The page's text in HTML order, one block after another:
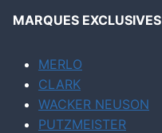
MARQUES EXCLUSIVES
MERLO
CLARK
WACKER NEUSON
PUTZMEISTER